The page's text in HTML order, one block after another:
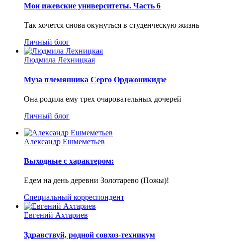
Мои ижевские университеты. Часть 6
Так хочется снова окунуться в студенческую жизнь
Личный блог
Людмила Лехницкая
Муза племянника Серго Орджоникидзе
Она родила ему трех очаровательных дочерей
Личный блог
Александр Ешмеметьев
Выходные с характером:
Едем на день деревни Золотарево (Пожы)!
Специальный корреспондент
Евгений Ахтариев
Здравствуй, родной совхоз-техникум